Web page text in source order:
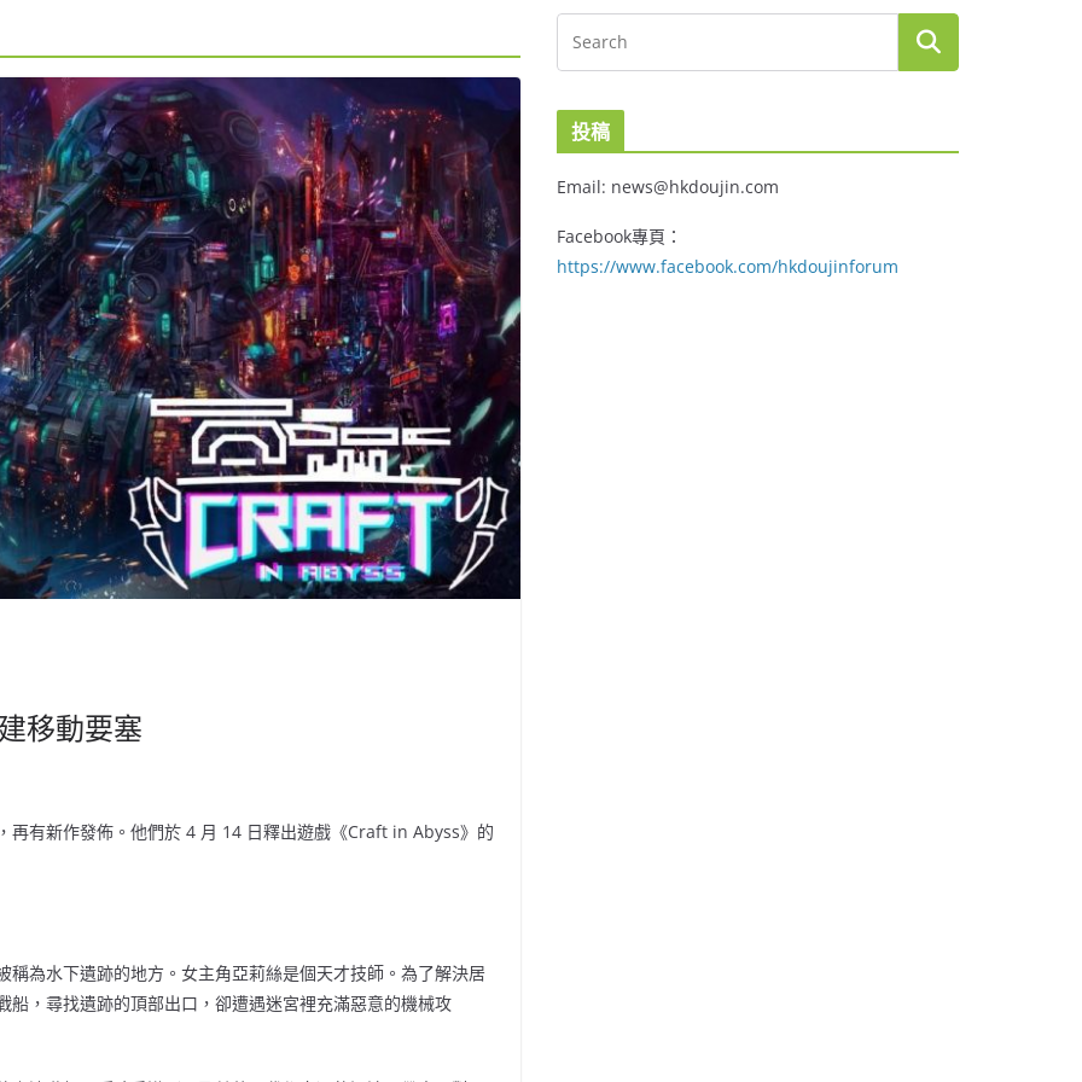
移動要塞
再有新作發佈。他們於 4 月 14 日釋出遊戲《Craft in Abyss》的
為水下遺跡的地方。女主角亞莉絲是個天才技師。為了解決居
，尋找遺跡的頂部出口，卻遭遇迷宮裡充滿惡意的機械攻
投稿
Email: news@hkdoujin.com
Facebook專頁：
https://www.facebook.com/hkdoujinforum